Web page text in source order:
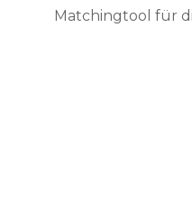
Matchingtool für